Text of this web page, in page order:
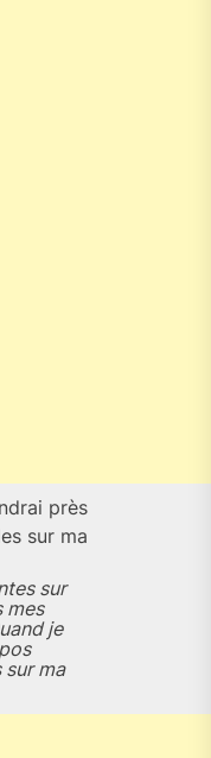
près
sur ma
sur
mes
je
ma